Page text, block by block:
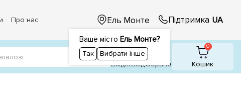
Про нас Ель Монте
Ваше місто Ель Монте?
Так Вибрати інше
Підтримка UA
1
ВхідніВхiдОбране
0
Кошик